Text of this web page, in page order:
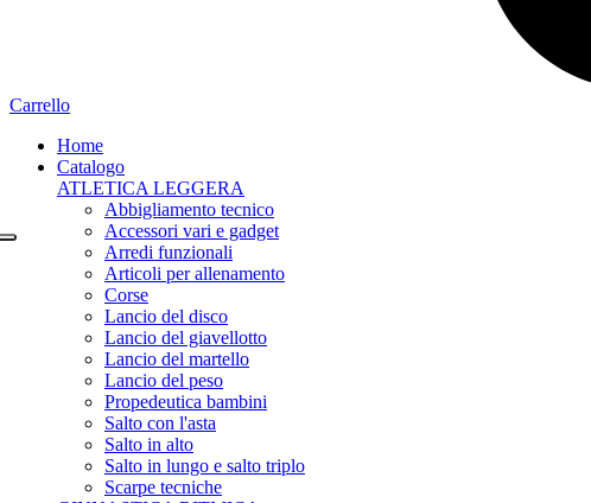
Carrello
Home
Catalogo
ATLETICA LEGGERA
Abbigliamento tecnico
Accessori vari e gadget
Arredi funzionali
Articoli per allenamento
Corse
Lancio del disco
Lancio del giavellotto
Lancio del martello
Lancio del peso
Propedeutica bambini
Salto con l'asta
Salto in alto
Salto in lungo e salto triplo
Scarpe tecniche